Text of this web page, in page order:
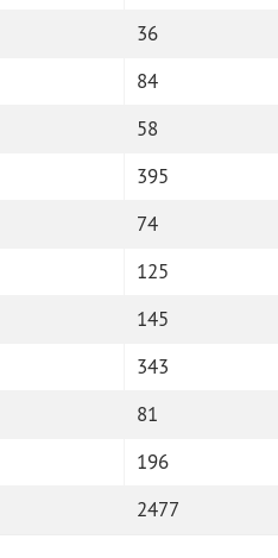
36
84
58
395
74
125
145
343
81
196
2477